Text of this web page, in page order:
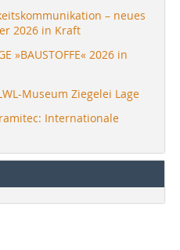
– neues
2026 in Kraft
»BAUSTOFFE« 2026 in
Museum Ziegelei Lage
Internationale